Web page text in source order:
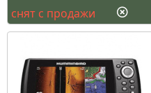
снят с продажи